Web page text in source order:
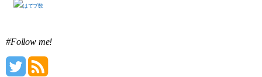
#Follow me!